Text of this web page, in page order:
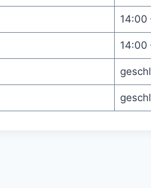
14:00
14:00